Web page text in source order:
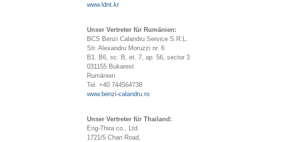
www.ldnt.kr
Unser Vertreter für Rumänien:
BCS Benzi Calandru Service S.R.L.
Str. Alexandru Moruzzi nr. 6
B1. B6, sc. B, et. 7, ap. 56, sector 3
031155 Bukarest
Rumänien
Tel. +40 744564738
www.benzi-calandru.ro
Unser Vertreter für Thailand:
Eng-Thira co., Ltd.
1721/5 Chan Road,